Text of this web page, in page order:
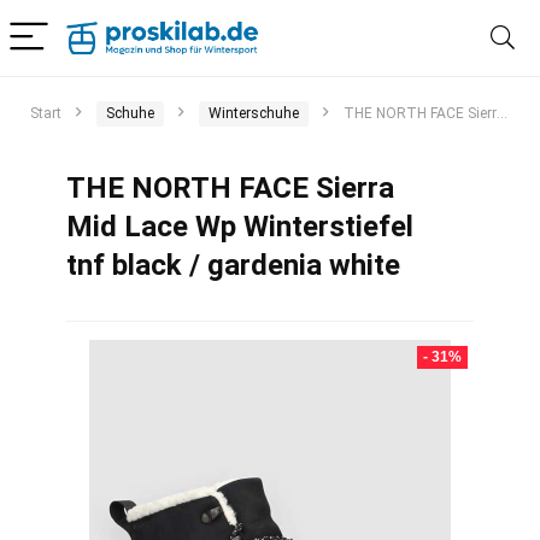
Start Schuhe Winterschuhe THE NORTH FACE Sierra Mid Lace Wp Winterstiefel tnf black / gardenia white
THE NORTH FACE Sierra
Mid Lace Wp Winterstiefel
tnf black / gardenia white
- 31%